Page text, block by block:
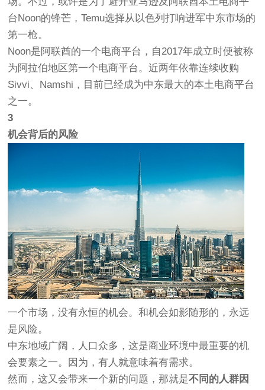
台Noon的锋芒，Temu选择从以色列打响进军中东市场的
第一枪。
Noon是阿联酋的一个电商平台，自2017年成立时便被称
为阿拉伯地区第一个电商平台。近两年依靠连续收购
Sivvi、Namshi，目前已经成为中东最大的本土电商平台
之一。
3
机会背后的风险
一个市场，没有永恒的机会。和机会如影随形的，永远
是风险。
中东地域广阔，人口众多，这是商业环境中最重要的机
会要素之一。因为，有人就意味着有需求。
然而，这又会带来一个新的问题，那就是不同的人群因